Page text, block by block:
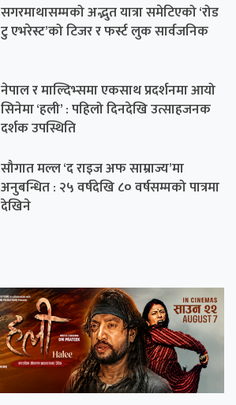
सगरमाथासम्मको अद्भुत यात्रा समेटिएको ‘रोड
टु एभरेस्ट’को टिजर र फर्स्ट लुक सार्वजनिक
नेपाल र माल्दिभ्समा एकसाथ प्रदर्शनमा आयो
सिनेमा ‘हली’ : पहिलो दिनदेखि उत्साहजनक
दर्शक उपस्थिति
सौगात मल्ल ‘द राइज अफ साम्राज्य’मा
अनुबन्धित : २५ वर्षदेखि ८० वर्षसम्मको पात्रमा
देखिने